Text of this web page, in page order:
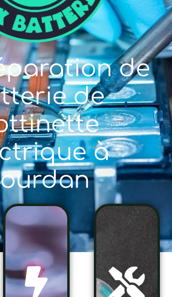
de
de
à